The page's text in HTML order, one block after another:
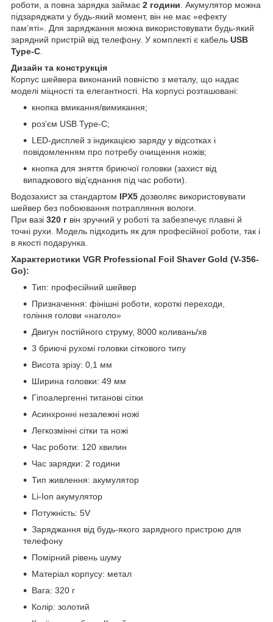
роботи, а повна зарядка займає 2 години . Акумулятор можна
підзаряджати у будь-який момент, він не має «ефекту
пам’яті». Для заряджання можна використовувати будь-який
зарядний пристрій від телефону. У комплекті є кабель USB
Type-C
Дизайн та конструкція
Корпус шейвера виконаний повністю з металу, що надає
моделі міцності та елегантності. На корпусі розташовані:
кнопка вмикання/вимикання;
роз’єм USB Type-C;
LED-дисплей з індикацією заряду у відсотках і
повідомленням про потребу очищення ножів;
кнопка для зняття бриючої головки (захист від
випадкового від’єднання під час роботи).
Водозахист за стандартом IPX5 дозволяє використовувати
шейвер без побоювання потрапляння вологи.
При вазі 320 г він зручний у роботі та забезпечує плавні й
точні рухи. Модель підходить як для професійної роботи, так і
в якості подарунка.
Характеристики VGR Professional Foil Shaver Gold (V-356-
Go):
Тип: професійний шейвер
Призначення: фінішні роботи, короткі переходи,
гоління голови «наголо»
Двигун постійного струму, 8000 коливань/хв
3 бриючі рухомі головки сіткового типу
Висота зрізу: 0,1 мм
Ширина головки: 49 мм
Гіпоалергенні титанові сітки
Асинхронні незалежні ножі
Легкозмінні сітки та ножі
Час роботи: 120 хвилин
Час зарядки: 2 години
Тип живлення: акумулятор
Li-Ion акумулятор
Потужність: 5V
Заряджання від будь-якого зарядного пристрою для
телефону
Помірний рівень шуму
Матеріал корпусу: метал
Вага: 320 г
Колір: золотий